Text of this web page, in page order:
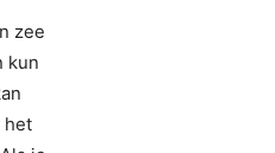
zee
kun
het